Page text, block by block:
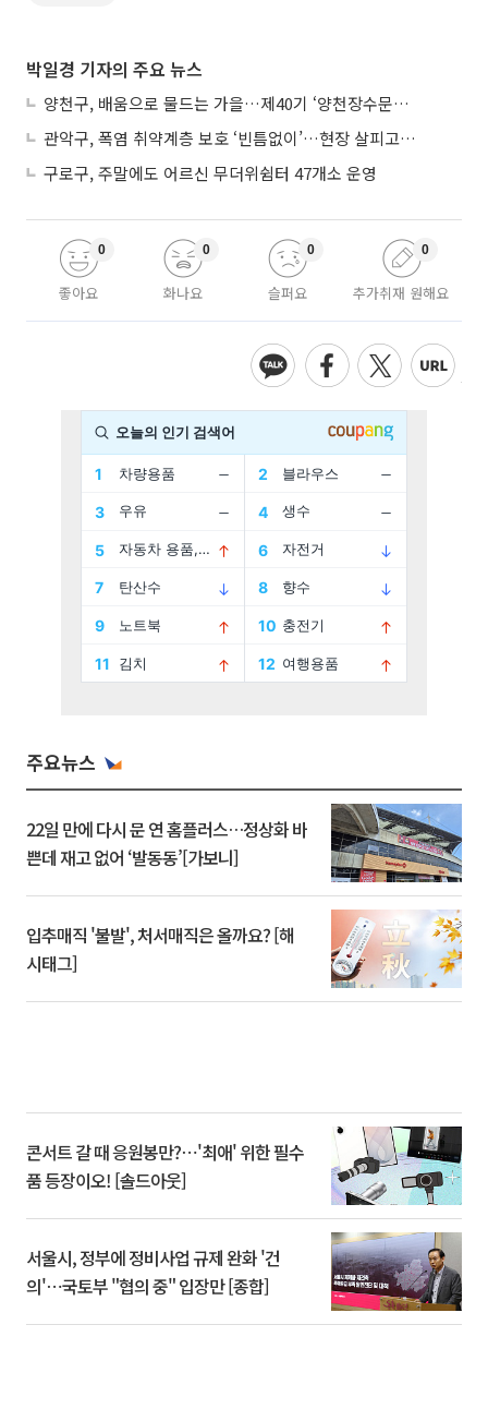
박일경 기자의 주요 뉴스
양천구, 배움으로 물드는 가을…제40기 ‘양천장수문화대학’ 수강생 모집
관악구, 폭염 취약계층 보호 ‘빈틈없이’…현장 살피고 지원 넓힌다
구로구, 주말에도 어르신 무더위쉼터 47개소 운영
좋아요
0
화나요
0
슬퍼요
0
추가취재 원해요
0
주요뉴스
22일 만에 다시 문 연 홈플러스…정상화 바
쁜데 재고 없어 ‘발동동’[가보니]
입추매직 '불발', 처서매직은 올까요? [해
시태그]
콘서트 갈 때 응원봉만?⋯'최애' 위한 필수
품 등장이오! [솔드아웃]
서울시, 정부에 정비사업 규제 완화 '건
의'⋯국토부 "협의 중" 입장만 [종합]